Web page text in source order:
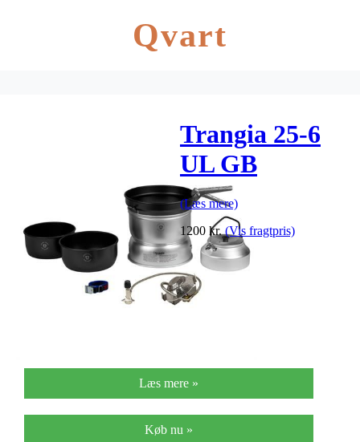
Qvart
Trangia 25-6
UL GB
(Læs mere)
1200 kr. (Vis fragtpris)
Læs mere »
Køb nu »